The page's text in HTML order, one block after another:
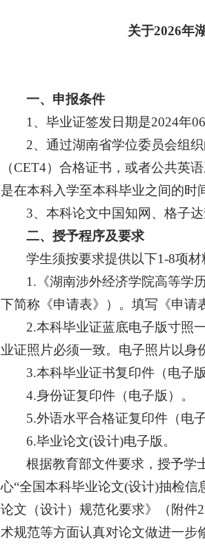
关于2026年
一、申报条件
1、毕业证签发日期是2024年
2、通过湖南省学位委员会组
（CET4）合格证书，或者公共英
是在本科入学至本科毕业之间的时
3、本科论文中国知网、格子
二、授予程序及要求
学生须按要求提供以下1-8项材
1.《湖南涉外经济学院高等学
下简称《申请表》）。填写《申请
2.本科毕业证蓝底电子版寸照
业证照片必须一致。电子照片以
3.本科毕业证书复印件（电子版
4.身份证复印件（电子版）。
5.外语水平合格证复印件（电
6.毕业论文(设计)电子版。
根据教育部文件要求，授予学
心“全国本科毕业论文(设计)抽检
论文（设计）规范化要求》（附件
术规范等方面认真对论文做进一步